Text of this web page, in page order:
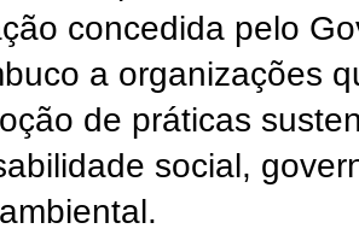
concedida pelo
a organizações
de práticas
social,